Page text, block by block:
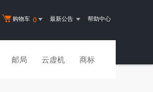
购物车 0 最新公告 帮助中心
邮局 云虚机 商标